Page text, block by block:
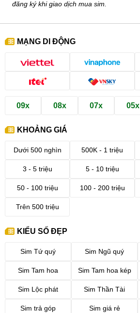
đăng ký khi giao dịch mua sim.
MẠNG DI ĐỘNG
09x 08x 07x 05x
KHOẢNG GIÁ
Dưới 500 nghìn 500K - 1 triệu
3 - 5 triệu 5 - 10 triệu
50 - 100 triệu 100 - 200 triệu
Trên 500 triệu
KIỂU SỐ ĐẸP
Sim Tứ quý Sim Ngũ quý
Sim Tam hoa Sim Tam hoa kép
Sim Lộc phát Sim Thần Tài
Sim trả góp Sim giá rẻ